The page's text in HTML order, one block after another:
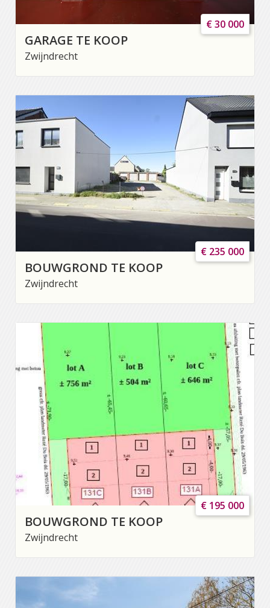
GARAGE TE KOOP
Zwijndrecht
€ 30 000
BOUWGROND TE KOOP
Zwijndrecht
€ 235 000
BOUWGROND TE KOOP
Zwijndrecht
€ 195 000